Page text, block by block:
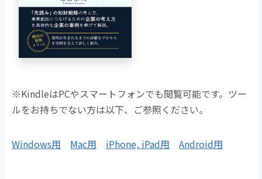
※KindleはPCやスマートフォンでも閲覧可能です。ツー
ルをお持ちでない方は以下、ご参照ください。
Windows用 Mac用 iPhone, iPad用 Android用